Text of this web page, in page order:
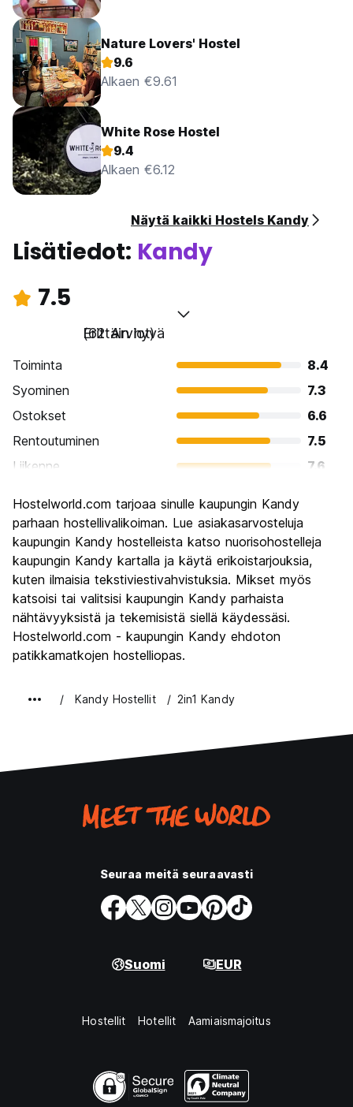
Nature Lovers' Hostel
9.6
Alkaen €9.61
White Rose Hostel
9.4
Alkaen €6.12
Näytä kaikki Hostels Kandy
Lisätiedot: Kandy
7.5
Erittäin hyvä
(62 Arviot)
Toiminta
8.4
Syominen
7.3
Ostokset
6.6
Rentoutuminen
7.5
Liikenne
7.6
Kulttuuri
Yöelämä
5.1
Rahanarvoinen
8.0
Hostelworld.com tarjoaa sinulle kaupungin Kandy
parhaan hostellivalikoiman. Lue asiakasarvosteluja
kaupungin Kandy hostelleista katso nuorisohostelleja
kaupungin Kandy kartalla ja käytä erikoistarjouksia,
kuten ilmaisia tekstiviestivahvistuksia. Mikset myös
katsoisi tai valitsisi kaupungin Kandy parhaista
nähtävyyksistä ja tekemisistä siellä käydessäsi.
Hostelworld.com - kaupungin Kandy ehdoton
patikkamatkojen hostelliopas.
Kandy Hostellit 2in1 Kandy
Seuraa meitä seuraavasti
Suomi EUR
Hostellit Hotellit Aamiaismajoitus